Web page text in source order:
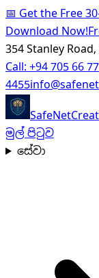
📅Get the Free
Download Now!
354 Stanley
Call:+94 705 66
4455
SafeNet
මුල් පිටුව
සේවා